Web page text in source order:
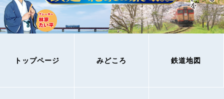
トップページ みどころ 鉄道地図